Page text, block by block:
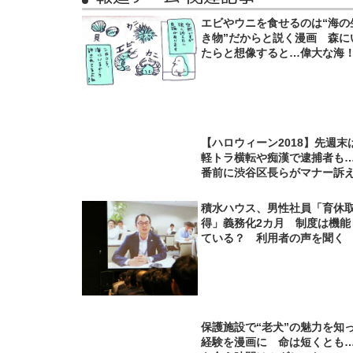
エビやウニを食せるのは“海の
き物”だからと説く漫画 森に
たらと想像すると…偉大な海！
【ハロウィーン2018】先週末
軽トラ横転や痴漢で逮捕者も
番前に渋谷区長らがマナー訴え
積水ハウス、男性社員「育休
得」義務化2カ月 制度は機能
ている？ 利用者の声を聞く
保護施設で“老犬”の魅力を知
経験を漫画に 命は短くとも